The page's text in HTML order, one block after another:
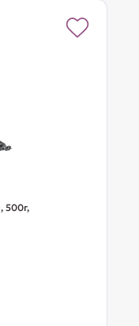
500г,